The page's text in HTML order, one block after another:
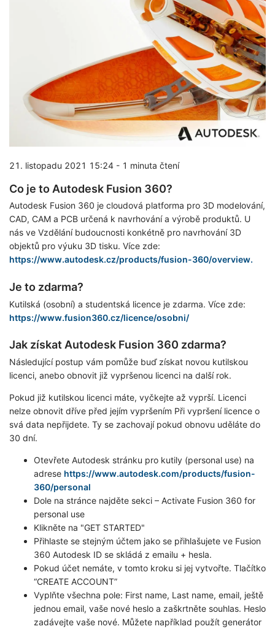
21. listopadu 2021 15:24 - 1 minuta čtení
Co je to Autodesk Fusion 360?
Autodesk Fusion 360 je cloudová platforma pro 3D modelování,
CAD, CAM a PCB určená k navrhování a výrobě produktů. U
nás ve Vzdělání budoucnosti konkétně pro navrhování 3D
objektů pro výuku 3D tisku. Více zde:
https://www.autodesk.cz/products/fusion-360/overview.
Je to zdarma?
Kutilská (osobní) a studentská licence je zdarma. Více zde:
https://www.fusion360.cz/licence/osobni/
Jak získat Autodesk Fusion 360 zdarma?
Následující postup vám pomůže buď získat novou kutilskou
licenci, anebo obnovit již vypršenou licenci na další rok.
Pokud již kutilskou licenci máte, vyčkejte až vyprší. Licenci
nelze obnovit dříve před jejím vypršením Při vypršení licence o
svá data nepřijdete. Ty se zachovají pokud obnovu uděláte do
30 dní.
Otevřete Autodesk stránku pro kutily (personal use) na
adrese https://www.autodesk.com/products/fusion-
360/personal
Dole na stránce najděte sekci – Activate Fusion 360 for
personal use
Klikněte na "GET STARTED"
Přihlaste se stejným účtem jako se přihlašujete ve Fusion
360 Autodesk ID se skládá z emailu + hesla.
Pokud účet nemáte, v tomto kroku si jej vytvořte. Tlačítko
“CREATE ACCOUNT”
Vyplňte všechna pole: First name, Last name, email, ještě
jednou email, vaše nové heslo a zaškrtněte souhlas. Heslo
zadávejte vaše nové. Můžete například použít generátor